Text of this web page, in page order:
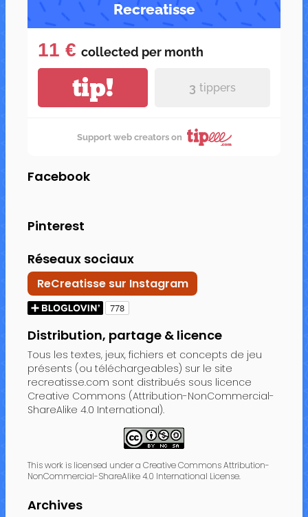
Recreatisse
11 € collected per month
tip! 3 tippers
Support web creators on
Facebook
Pinterest
Réseaux sociaux
ReCreatisse sur Instagram
Distribution, partage & licence
Tous les textes, jeux, fichiers et concepts de jeu
présents (ou téléchargeables) sur le site
recreatisse.com sont distribués sous licence
Creative Commons (Attribution-NonCommercial-
ShareAlike 4.0 International).
This work is licensed under a Creative Commons Attribution-
NonCommercial-ShareAlike 4.0 International License.
Archives